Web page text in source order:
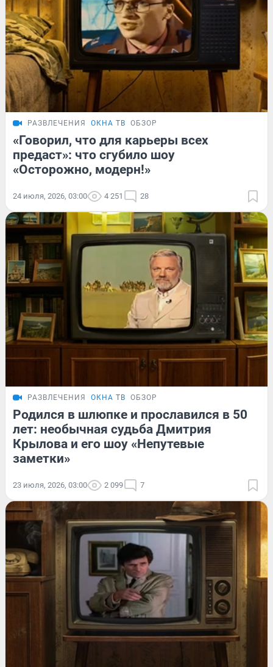
РАЗВЛЕЧЕНИЯ ОКНА ТВ ОБЗОР
«Говорил, что для карьеры всех
предаст»: что сгубило шоу
«Осторожно, модерн!»
24 июля, 2026, 03:00 4 251 28
РАЗВЛЕЧЕНИЯ ОКНА ТВ ОБЗОР
Родился в шлюпке и прославился в 50
лет: необычная судьба Дмитрия
Крылова и его шоу «Непутевые
заметки»
23 июля, 2026, 03:00 2 099 7